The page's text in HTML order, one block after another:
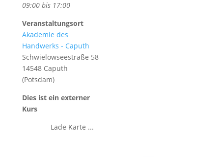
09:00 bis 17:00
Veranstaltungsort
Akademie des
Handwerks - Caputh
Schwielowseestraße 58
14548 Caputh
(Potsdam)
Dies ist ein externer
Kurs
Lade Karte ...